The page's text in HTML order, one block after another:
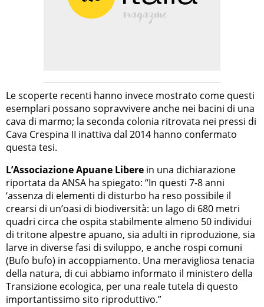
Le scoperte recenti hanno invece mostrato come questi
esemplari possano sopravvivere anche nei bacini di una
cava di marmo; la seconda colonia ritrovata nei pressi di
Cava Crespina II inattiva dal 2014 hanno confermato
questa tesi.
L’Associazione Apuane Libere in una dichiarazione
riportata da ANSA ha spiegato: “In questi 7-8 anni
‘assenza di elementi di disturbo ha reso possibile il
crearsi di un’oasi di biodiversità: un lago di 680 metri
quadri circa che ospita stabilmente almeno 50 individui
di tritone alpestre apuano, sia adulti in riproduzione, sia
larve in diverse fasi di sviluppo, e anche rospi comuni
(Bufo bufo) in accoppiamento. Una meravigliosa tenacia
della natura, di cui abbiamo informato il ministero della
Transizione ecologica, per una reale tutela di questo
importantissimo sito riproduttivo.”